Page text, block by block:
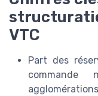
VTC
Part des
commande